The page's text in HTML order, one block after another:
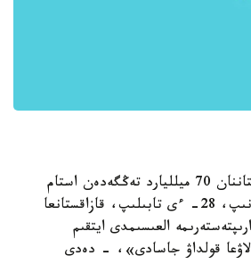
«سوڭعى بەس جىلدا سىبايلاس جەمقورلىق قىلمىستارىنىڭ سالدارىنان قازاقستاننان 70 ميلليارد تەڭگەدەن استام
قارجى شىعارىلدى. وسى قىلمىسقا قاتىستى 47 ادامعا حالىقارالىق ىزدەۋ جاريالانىپ، 28- ءى تابىلىپ، قازاقستانعا
العىسىمدى ايتقىم
قولداۋ جاسادى»، - دەدى